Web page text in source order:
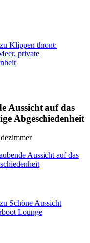
Klippen thront:
private
Aussicht auf das
Abgeschiedenheit
Aussicht auf das
Schöne Aussicht
Lounge